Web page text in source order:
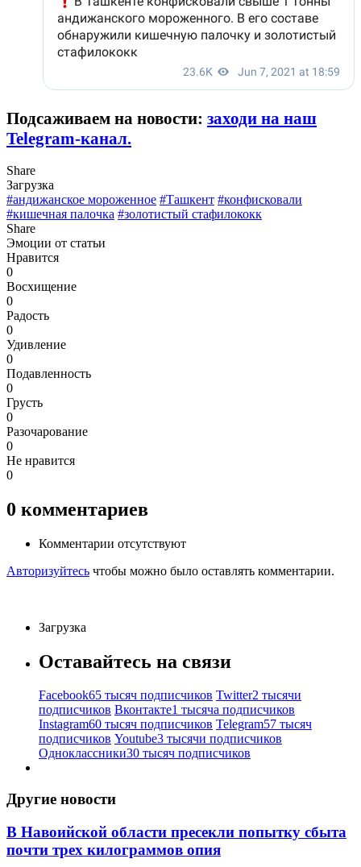
Подсаживаем на новости: заходи на наш
Telegram-канал.
Share
Загрузка
#андижанское мороженное #Ташкент #конфисковали
#кишечная палочка #золотистый стафилококк
Share
Эмоции от статьи
Нравится
0
Восхищение
0
Радость
0
Удивление
0
Подавленность
0
Грусть
0
Разочарование
0
Не нравится
0
0 комментариев
Комментарии отсутствуют
Авторизуйтесь чтобы можно было оставлять комментарии.
Загрузка
Оставайтесь на связи
Facebook65 тысяч подписчиков Twitter2 тысячи
подписчиков Вконтакте1 тысяча подписчиков
Instagram60 тысяч подписчиков Telegram57 тысяч
подписчиков Youtube3 тысячи подписчиков
Одноклассники30 тысяч подписчиков
Другие новости
В Навоийской области пресекли попытку сбыта
почти трех килограммов опия